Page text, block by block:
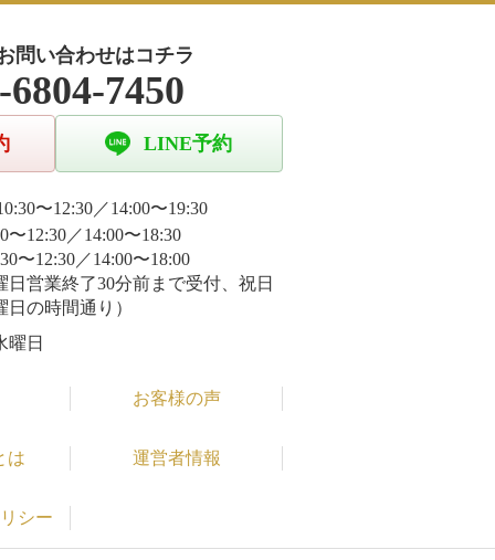
問い合わせはコチラ
6804-7450
LINE予約
〜12:30／14:00〜19:30
〜12:30／14:00〜18:30
〜12:30／14:00〜18:00
日営業終了30分前まで受付、祝日
日の時間通り）
曜日
お客様の声
は 運営者情報
シー